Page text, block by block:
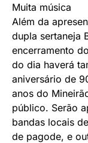
Muita música
Além da
dupla sertaneja
encerramento
do dia haverá
aniversário de
anos do
público. Serão
bandas locais
de pagode, e